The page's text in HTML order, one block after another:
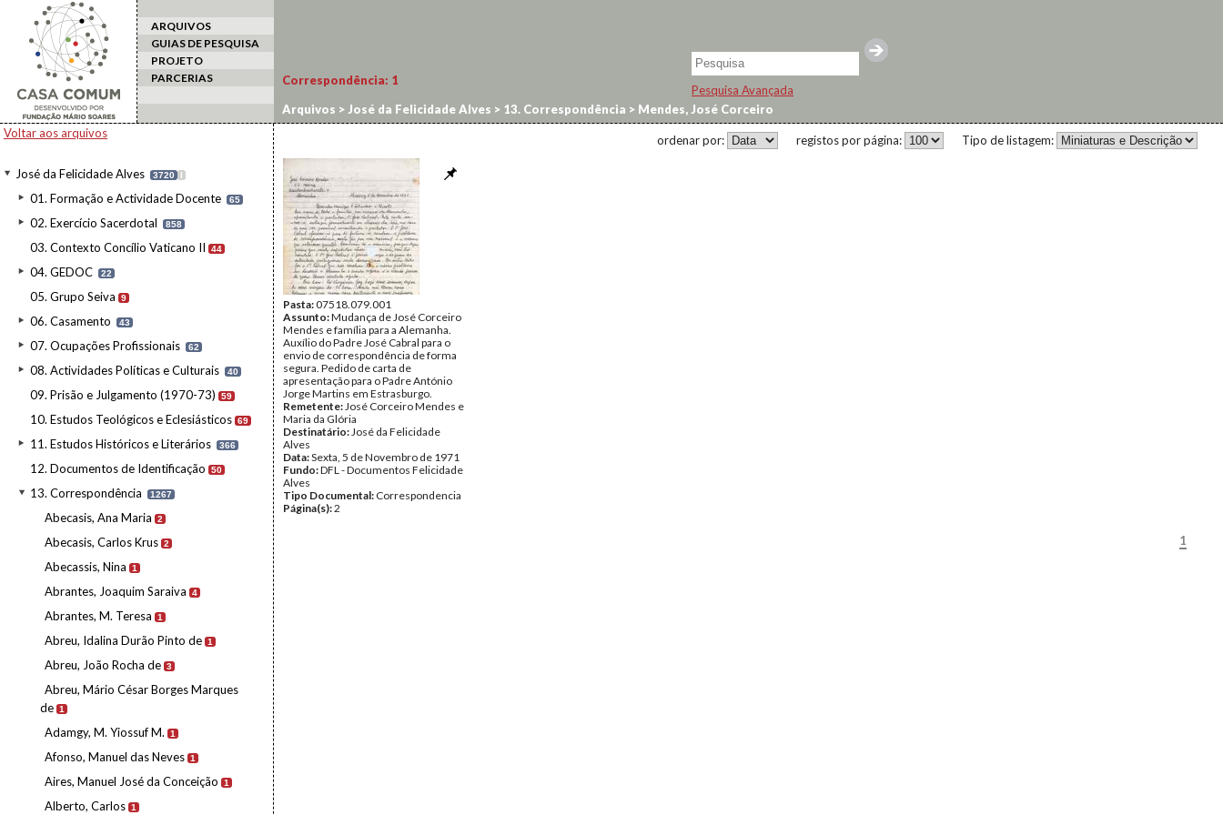
ARQUIVOS
GUIAS DE PESQUISA
PROJETO
PARCERIAS
Pesquisa Avançada
Voltar aos arquivos
José da Felicidade Alves 3720 I
01. Formação e Actividade Docente 65
02. Exercício Sacerdotal 858
03. Contexto Concílio Vaticano II 44
04. GEDOC 22
05. Grupo Seiva 9
06. Casamento 43
07. Ocupações Profissionais 62
08. Actividades Políticas e Culturais 40
09. Prisão e Julgamento (1970-73) 59
10. Estudos Teológicos e Eclesiásticos 69
11. Estudos Históricos e Literários 366
12. Documentos de Identificação 50
13. Correspondência 1267
Abecasis, Ana Maria 2
Abecasis, Carlos Krus 2
Abecassis, Nina 1
Abrantes, Joaquim Saraiva 4
Abrantes, M. Teresa 1
Abreu, Idalina Durão Pinto de 1
Abreu, João Rocha de 3
Abreu, Mário César Borges Marques
de 1
Adamgy, M. Yiossuf M. 1
Afonso, Manuel das Neves 1
Aires, Manuel José da Conceição 1
Alberto, Carlos 1
Correspondência: 1
Arquivos > José da Felicidade Alves > 13. Correspondência > Mendes, José Corceiro
Tipo de listagem:
registos por página:
ordenar por:
Pasta:07518.079.001
Assunto:Mudança de José Corceiro
Mendes e família para a Alemanha.
Auxílio do Padre José Cabral para o
envio de correspondência de forma
segura. Pedido de carta de
apresentação para o Padre António
Jorge Martins em Estrasburgo.
Remetente:José Corceiro Mendes e
Maria da Glória
Destinatário:José da Felicidade
Alves
Data:Sexta, 5 de Novembro de 1971
Fundo:DFL - Documentos Felicidade
Alves
Tipo Documental: Correspondencia
Página(s):2
1